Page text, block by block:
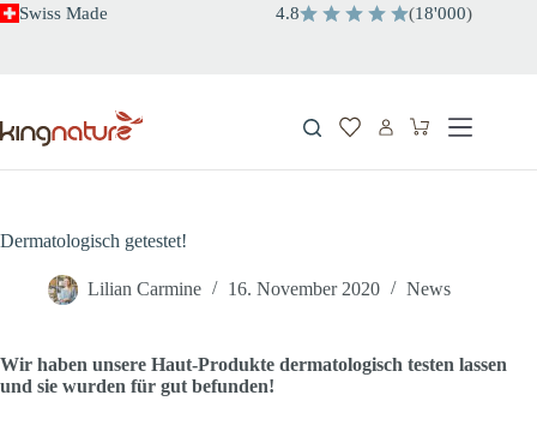
ZumSwiss Made 4.8 (18'000)
Warenkorb
Dermatologisch getestet!
Lilian Carmine 16. November 2020 News
Wir haben unsere Haut-Produkte dermatologisch testen lassen
und sie wurden für gut befunden!